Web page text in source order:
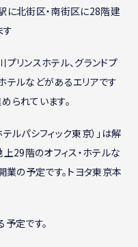
に北街区・南街区に28階建
す
リンスホテル、グランドプ
テルなどがあるエリアです
られています。
ルパシフィック東京）」は解
29階のオフィス・ホテルな
の予定です。トヨタ東京本
定です。